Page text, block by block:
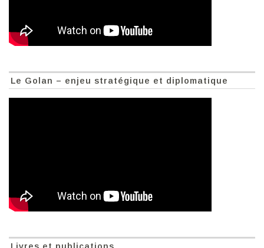
Le Golan – enjeu stratégique et diplomatique
Livres et publications